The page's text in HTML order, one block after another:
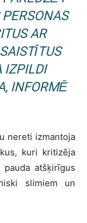
AR
IZPILDI
INFORMĒ
nereti izmantoja
kuri kritizēja
atšķirīgus
slimiem un